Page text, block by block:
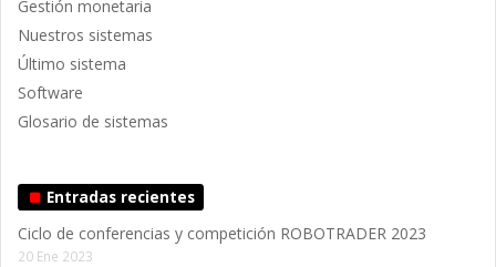
Gestión monetaria
Nuestros sistemas
Último sistema
Software
Glosario de sistemas
Entradas recientes
Ciclo de conferencias y competición ROBOTRADER 2023
20 Ene 2023